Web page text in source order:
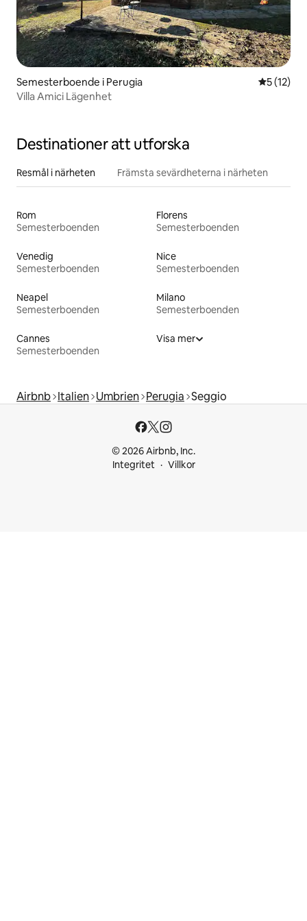
Semesterboende i Perugia 5 av 5 i
5 (12)
Villa Amici Lägenhet
Destinationer att utforska
Resmål i närheten Främsta sevärdheterna i närheten
Rom
Semesterboenden
Florens
Semesterboenden
Venedig
Semesterboenden
Nice
Semesterboenden
Neapel
Semesterboenden
Milano
Semesterboenden
Cannes
Semesterboenden
Visa mer
Airbnb Italien Umbrien Perugia Seggio
© 2026 Airbnb, Inc.
Integritet
Villkor